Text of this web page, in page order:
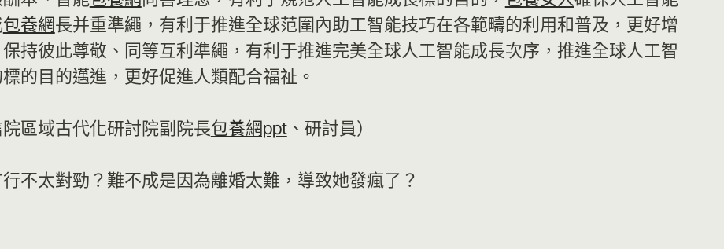
包養網長并重準繩，有利于推進全球范圍內助工智能技巧在各範疇的利用和普及，更好增
持彼此尊敬、同等互利準繩，有利于推進完美全球人工智能成長次序，推進全球人工智
的目的邁進，更好促進人類配合福祉。
區域古代化研討院副院長包養網ppt、研討員）
不太對勁？難不成是因為離婚太難，導致她發瘋了？